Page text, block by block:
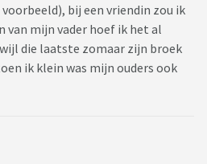
bij een vriendin zou ik
van mijn vader hoef ik het al
die laatste zomaar zijn broek
ik klein was mijn ouders ook